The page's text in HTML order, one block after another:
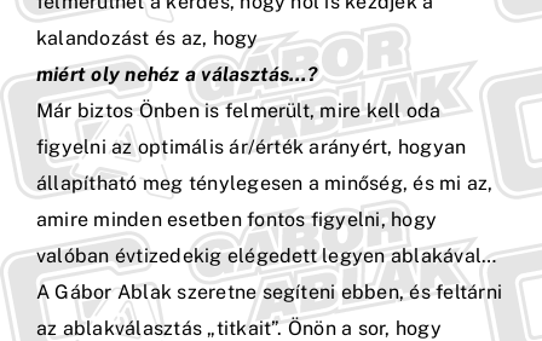
kalandozást és az, hogy
miért oly nehéz a választás…?
Már biztos Önben is felmerült, mire kell oda
figyelni az optimális ár/érték arányért, hogyan
állapítható meg ténylegesen a minőség, és mi az,
amire minden esetben fontos figyelni, hogy
valóban évtizedekig elégedett legyen ablakával…
A Gábor Ablak szeretne segíteni ebben, és feltárni
az ablakválasztás „titkait”. Önön a sor, hogy